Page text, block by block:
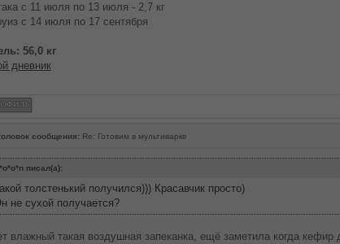
с 11 июля по 13 июля - 2,7 кг
с 14 июля по 17 сентября
56,0 кг
дневник
сообщения: Re: Готовим в мультиварке
писал(а):
толстенький получился))) Красавчик просто)
не сухой получается?
влажный такая воздушная запеканка, ещё заметила когда кефир